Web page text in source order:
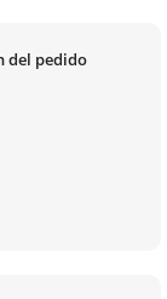
del pedido